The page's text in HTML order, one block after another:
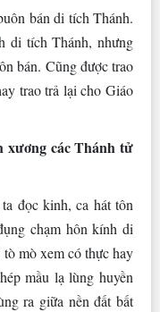
bán di tích Thánh.
di tích Thánh, nhưng
bán. Cũng được trao
trao trả lại cho Giáo
xương các Thánh tử
đọc kinh, ca hát tôn
chạm hôn kính di
mò xem có thực hay
mầu lạ lùng huyền
ra giữa nền đất bất